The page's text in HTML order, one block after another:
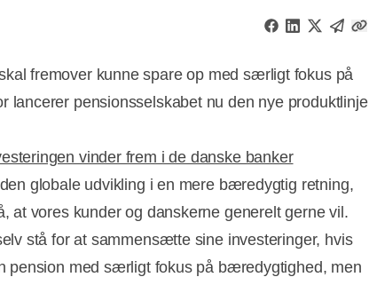
fremover kunne spare op med særligt fokus på
lancerer pensionsselskabet nu den nye produktlinje
vinder frem i de danske banker
globale udvikling i en mere bæredygtig retning,
at vores kunder og danskerne generelt gerne vil.
stå for at sammensætte sine investeringer, hvis
pension med særligt fokus på bæredygtighed, men